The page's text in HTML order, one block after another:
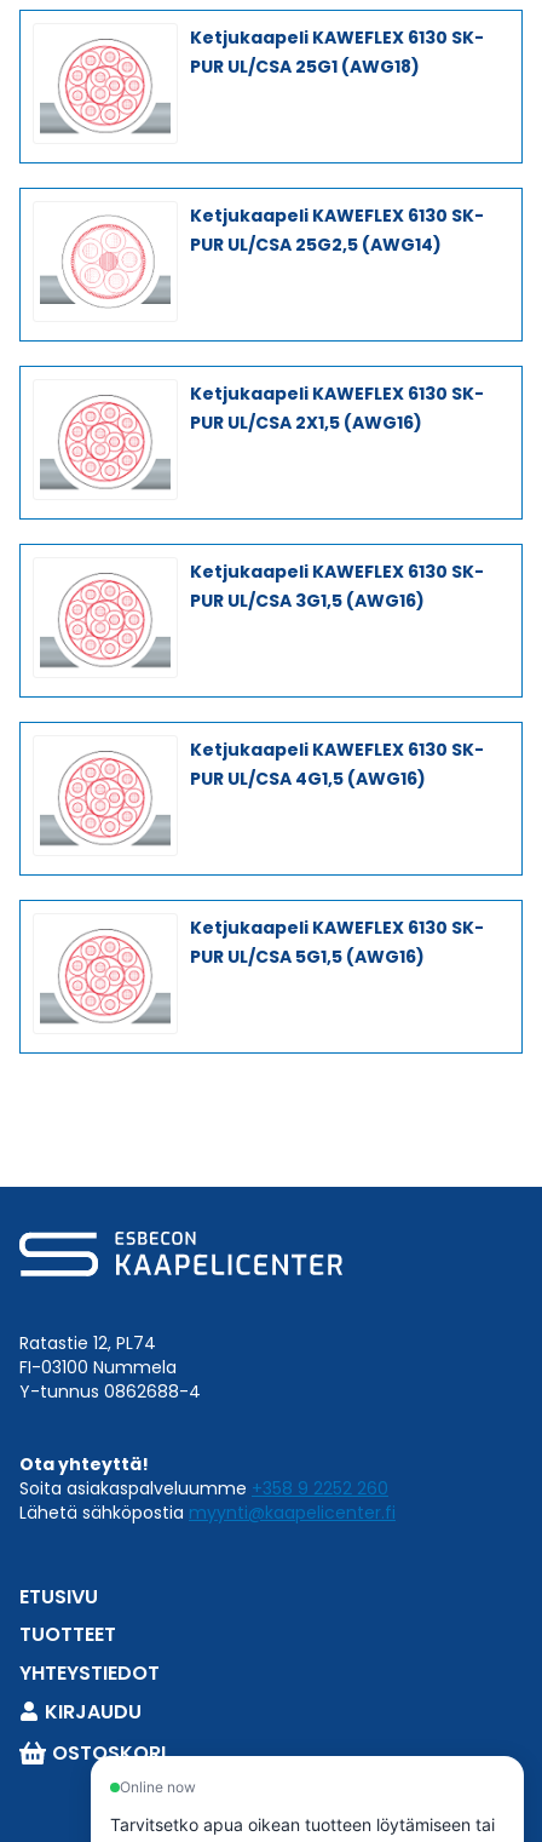
Ketjukaapeli KAWEFLEX 6130 SK-
PUR UL/CSA 25G1 (AWG18)
Ketjukaapeli KAWEFLEX 6130 SK-
PUR UL/CSA 25G2,5 (AWG14)
Ketjukaapeli KAWEFLEX 6130 SK-
PUR UL/CSA 2X1,5 (AWG16)
Ketjukaapeli KAWEFLEX 6130 SK-
PUR UL/CSA 3G1,5 (AWG16)
Ketjukaapeli KAWEFLEX 6130 SK-
PUR UL/CSA 4G1,5 (AWG16)
Ketjukaapeli KAWEFLEX 6130 SK-
PUR UL/CSA 5G1,5 (AWG16)
Ratastie 12, PL74
FI-03100 Nummela
Y-tunnus 0862688-4
Ota yhteyttä!
Soita asiakaspalveluumme +358 9 2252 260
Lähetä sähköpostia myynti@kaapelicenter.fi
ETUSIVU
TUOTTEET
YHTEYSTIEDOT
KIRJAUDU
OSTOSKORI
Online now
Tarvitsetko apua oikean tuotteen löytämiseen tai